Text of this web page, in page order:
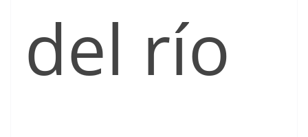
del río